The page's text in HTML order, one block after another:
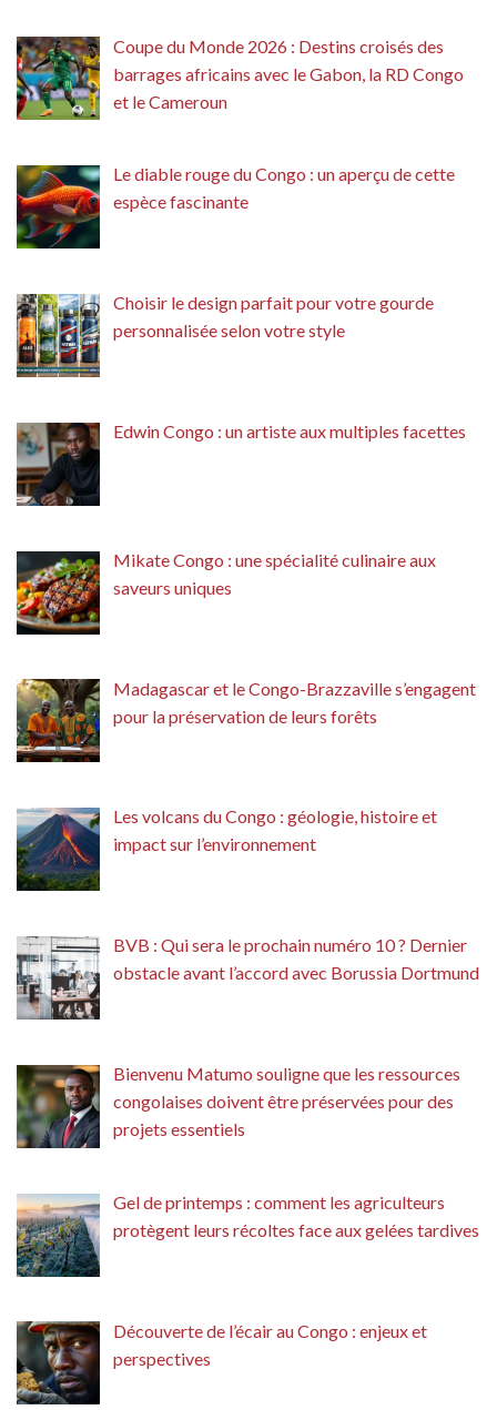
Coupe du Monde 2026 : Destins croisés des
barrages africains avec le Gabon, la RD Congo
et le Cameroun
Le diable rouge du Congo : un aperçu de cette
espèce fascinante
Choisir le design parfait pour votre gourde
personnalisée selon votre style
Edwin Congo : un artiste aux multiples facettes
Mikate Congo : une spécialité culinaire aux
saveurs uniques
Madagascar et le Congo-Brazzaville s’engagent
pour la préservation de leurs forêts
Les volcans du Congo : géologie, histoire et
impact sur l’environnement
BVB : Qui sera le prochain numéro 10 ? Dernier
obstacle avant l’accord avec Borussia Dortmund
Bienvenu Matumo souligne que les ressources
congolaises doivent être préservées pour des
projets essentiels
Gel de printemps : comment les agriculteurs
protègent leurs récoltes face aux gelées tardives
Découverte de l’écair au Congo : enjeux et
perspectives